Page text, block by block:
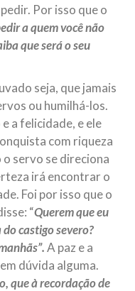
Por isso que o
a quem você não
que será o seu
seja, que jamais
ou humilhá-los.
a felicidade, e ele
com riqueza
o servo se direciona
irá encontrar o
Foi por isso que o
“Querem que eu
castigo severo?
A paz e a
dúvida alguma.
que à recordação de